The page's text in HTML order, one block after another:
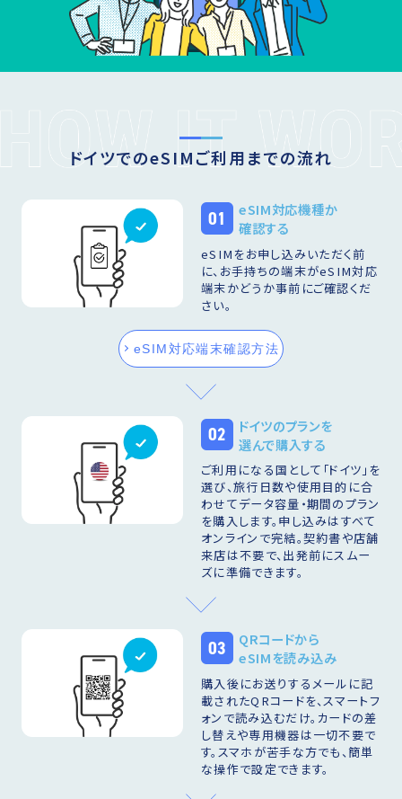
ドイツでのeSIMご利用までの流れ
01
eSIM対応機種か
確認する
eSIMをお申し込みいただく前
に、お手持ちの端末がeSIM対応
端末かどうか事前にご確認くだ
さい。
eSIM対応端末確認方法
02
ドイツのプランを
選んで購入する
ご利用になる国として「ドイツ」を
選び、旅行日数や使用目的に合
わせてデータ容量・期間のプラン
を購入します。申し込みはすべて
オンラインで完結。契約書や店舗
来店は不要で、出発前にスムー
ズに準備できます。
03
QRコードから
eSIMを読み込み
購入後にお送りするメールに記
載されたQRコードを、スマートフ
ォンで読み込むだけ。カードの差
し替えや専用機器は一切不要で
す。スマホが苦手な方でも、簡単
な操作で設定できます。